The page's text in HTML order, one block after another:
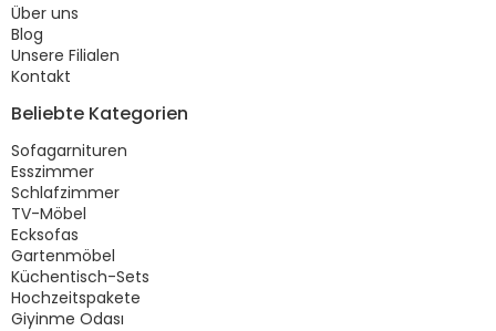
Über uns
Blog
Unsere Filialen
Kontakt
Beliebte Kategorien
Sofagarnituren
Esszimmer
Schlafzimmer
TV-Möbel
Ecksofas
Gartenmöbel
Küchentisch-Sets
Hochzeitspakete
Giyinme Odası